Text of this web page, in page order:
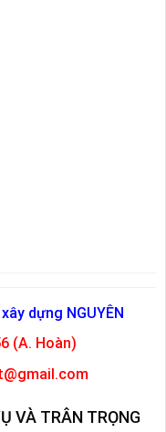
dựng NGUYÊN
(A. Hoàn)
VÀ TRÂN TRỌNG